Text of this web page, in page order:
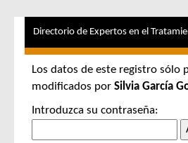
Directorio de Expertos en el
Los datos de este registro sólo
modificados por Silvia García
Introduzca su contraseña: